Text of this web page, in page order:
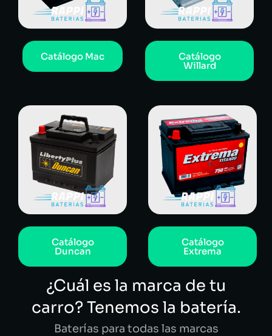
Catálogo Mac Catálogo
Willard
Catálogo
Duncan
Catálogo
Extrema
¿Cuál es la marca de tu
carro? Tenemos la batería.
Baterías para todas las marcas